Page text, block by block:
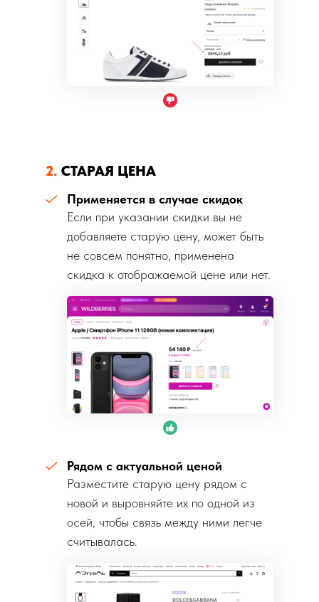
2. СТАРАЯ ЦЕНА
Применяется в случае скидок
Если при указании скидки вы не
добавляете старую цену, может быть
не совсем понятно, применена
скидка к отображаемой цене или нет.
Рядом с актуальной ценой
Разместите старую цену рядом с
новой и выровняйте их по одной из
осей, чтобы связь между ними легче
считывалась.